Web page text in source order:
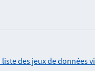
des jeux de données